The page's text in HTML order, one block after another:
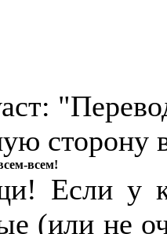
сторону
всем!
Если у
(или не